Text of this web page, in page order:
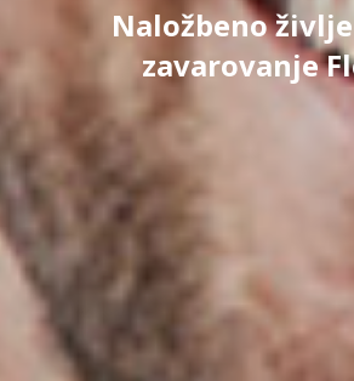
Naložbeno
zavarovanje